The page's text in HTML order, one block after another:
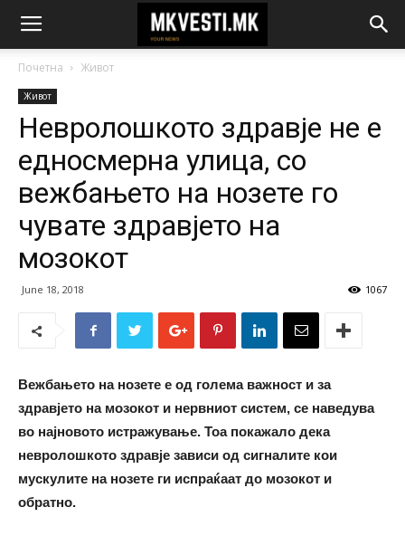
Почетна Живот
Живот
Невролошкото здравје не е
едносмерна улица, со
вежбањето на нозете го
чувате здравјето на
мозокот
June 18, 2018 1067
Вежбањето на нозете е од голема важност и за
здравјето на мозокот и нервниот систем, се наведува
во најновото истражување. Тоа покажало дека
невролошкото здравје зависи од сигналите кои
мускулите на нозете ги испраќаат до мозокот и
обратно.